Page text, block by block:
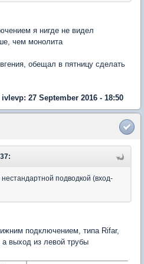
я нигде не видел
чем монолита
обещал в пятницу сделать
27 September 2016 - 18:50
подводкой (вход-
подключением, типа Rifar,
а выход из левой трубы